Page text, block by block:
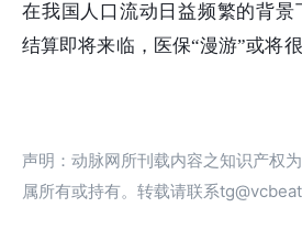
在我国人口流动日益频繁的背
结算即将来临，医保“漫游”或将
声明：动脉网所刊载内容之知识产权
属所有或持有。转载请联系